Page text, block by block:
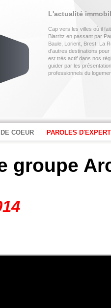
L'actualité
Cap vers les villes où il
Biarritz en passant par
Baule, Lorient, Brest, La
d'autres destinations
est très actif dans nos
guider par les
professionnels du
COEUR PAROLES
groupe